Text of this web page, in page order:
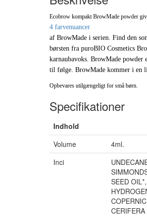
Ecobrow kompakt BrowMade powder
4 farvenuancer
af BrowMade i serien. Find den
børsten fra puroBIO Cosmetics
karnaubavoks. BrowMade
til følge. BrowMade kommer i en
Opbevares utilgængeligt for små børn.
Specifikationer
Indhold
Volume
4ml.
Inci
SEED
CERIFERA